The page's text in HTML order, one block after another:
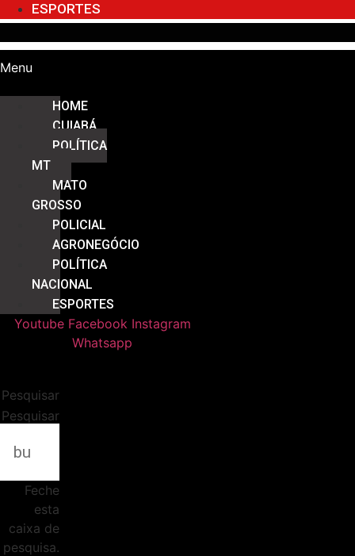
ESPORTES
Menu
HOME
CUIABÁ
POLÍTICA
MT
MATO
GROSSO
POLICIAL
AGRONEGÓCIO
POLÍTICA
NACIONAL
ESPORTES
Youtube Facebook Instagram
Whatsapp
Pesquisar
Pesquisar
Feche
esta
caixa de
pesquisa.